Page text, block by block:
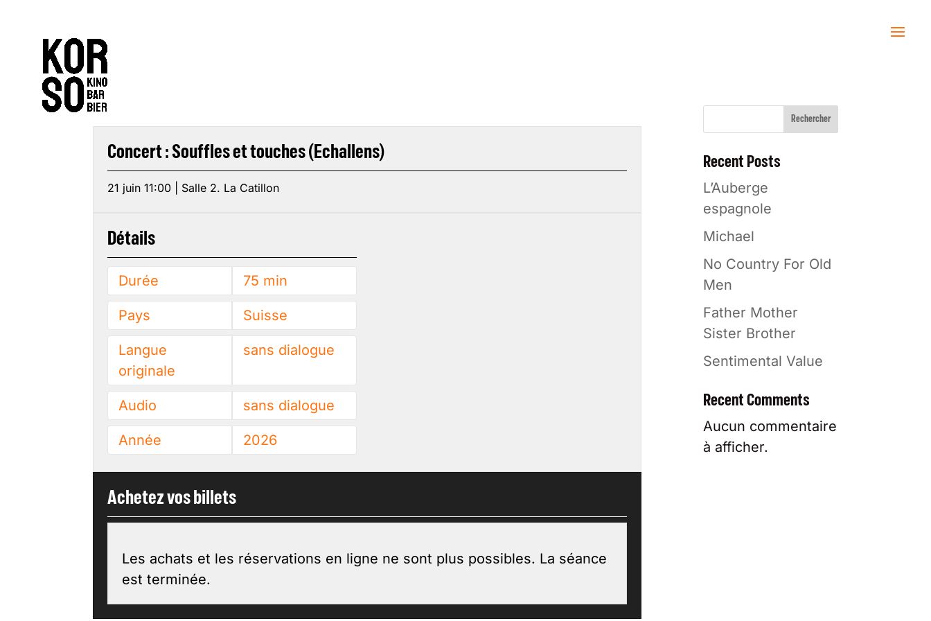
Concert : Souffles et touches (Echallens)
21 juin 11:00 | Salle 2. La Catillon
Détails
Durée 75 min
Pays Suisse
Langue
originale
sans dialogue
Audio sans dialogue
Année 2026
Achetez vos billets
Les achats et les réservations en ligne ne sont plus possibles. La séance
est terminée.
Rechercher
Recent Posts
L’Auberge
espagnole
Michael
No Country For Old
Men
Father Mother
Sister Brother
Sentimental Value
Recent Comments
Aucun commentaire
à afficher.